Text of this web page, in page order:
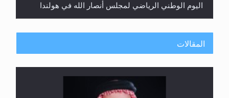
اليوم الوطني الرياضي لمجلس أنصار الله في هولندا
المقالات